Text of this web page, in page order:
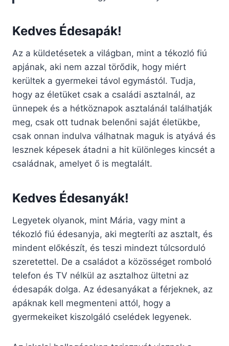
Kedves Édesapák!
Az a küldetésetek a világban, mint a tékozló fiú
apjának, aki nem azzal törődik, hogy miért
kerültek a gyermekei távol egymástól. Tudja,
hogy az életüket csak a családi asztalnál, az
ünnepek és a hétköznapok asztalánál találhatják
meg, csak ott tudnak belenőni saját életükbe,
csak onnan indulva válhatnak maguk is atyává és
lesznek képesek átadni a hit különleges kincsét a
családnak, amelyet ő is megtalált.
Kedves Édesanyák!
Legyetek olyanok, mint Mária, vagy mint a
tékozló fiú édesanyja, aki megteríti az asztalt, és
mindent előkészít, és teszi mindezt túlcsorduló
szeretettel. De a családot a közösséget romboló
telefon és TV nélkül az asztalhoz ültetni az
édesapák dolga. Az édesanyákat a férjeknek, az
apáknak kell megmenteni attól, hogy a
gyermekeiket kiszolgáló cselédek legyenek.